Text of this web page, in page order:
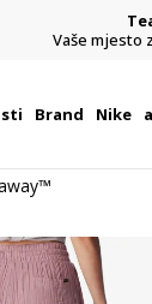
Vaše mjesto
Brand Nike